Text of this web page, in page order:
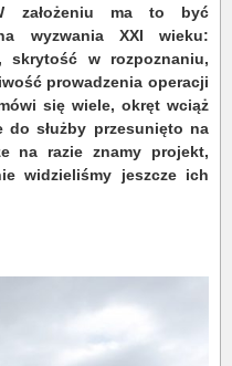
założeniu ma to być
wyzwania XXI wieku:
skrytość w rozpoznaniu,
prowadzenia operacji
się wiele, okręt wciąż
służby przesunięto na
na razie znamy projekt,
widzieliśmy jeszcze ich